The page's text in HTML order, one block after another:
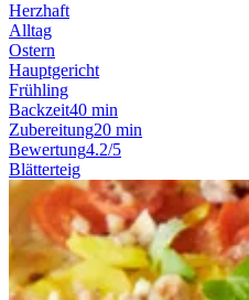
Herzhaft
Alltag
Ostern
Hauptgericht
Frühling
Backzeit40 min
Zubereitung20 min
Bewertung4.2/5
Blätterteig